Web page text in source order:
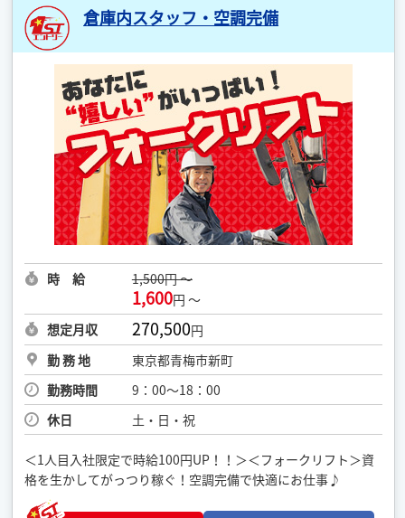
倉庫内スタッフ・空調完備
時 給 1,500円 ～
1,600円 ～
想定月収
270,500円
勤 務 地
東京都青梅市新町
勤務時間
9：00〜18：00
休日
土・日・祝
＜1人目入社限定で時給100円UP！！＞＜フォークリフト＞資
格を生かしてがっつり稼ぐ！空調完備で快適にお仕事♪